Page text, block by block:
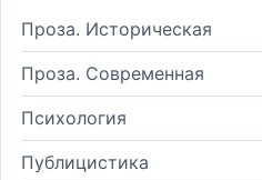
Проза. Историческая
Проза. Современная
Психология
Публицистика